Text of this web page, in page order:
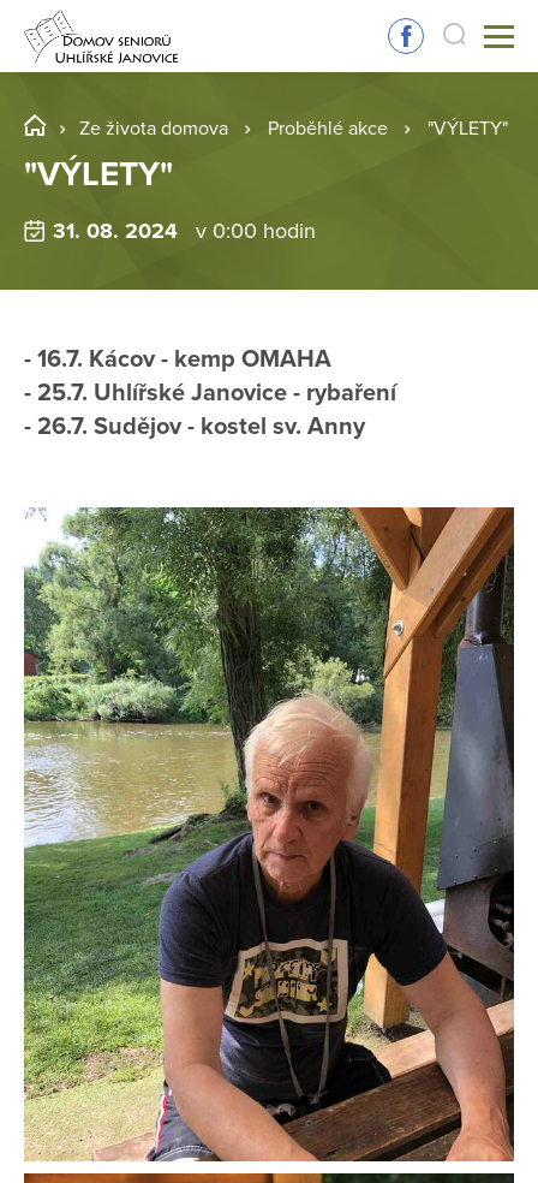
Ze života domova Proběhlé akce "VÝLETY"
"VÝLETY"
31. 08. 2024 v 0:00 hodin
- 16.7. Kácov - kemp OMAHA
- 25.7. Uhlířské Janovice - rybaření
- 26.7. Sudějov - kostel sv. Anny